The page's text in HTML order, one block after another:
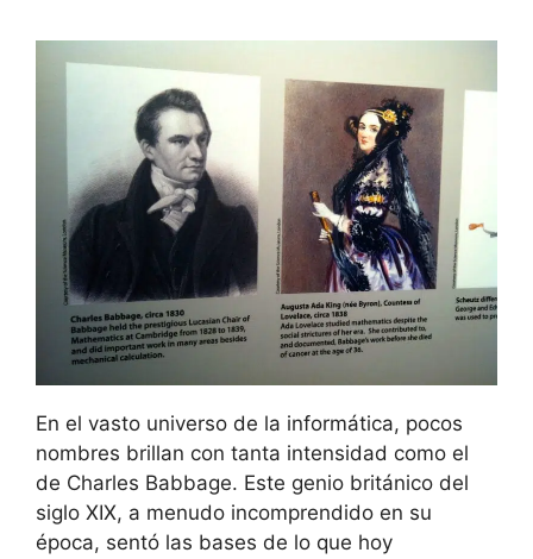
En el vasto universo de la informática, pocos
nombres brillan con tanta intensidad como el
de Charles Babbage. Este genio británico del
siglo XIX, a menudo incomprendido en su
época, sentó las bases de lo que hoy